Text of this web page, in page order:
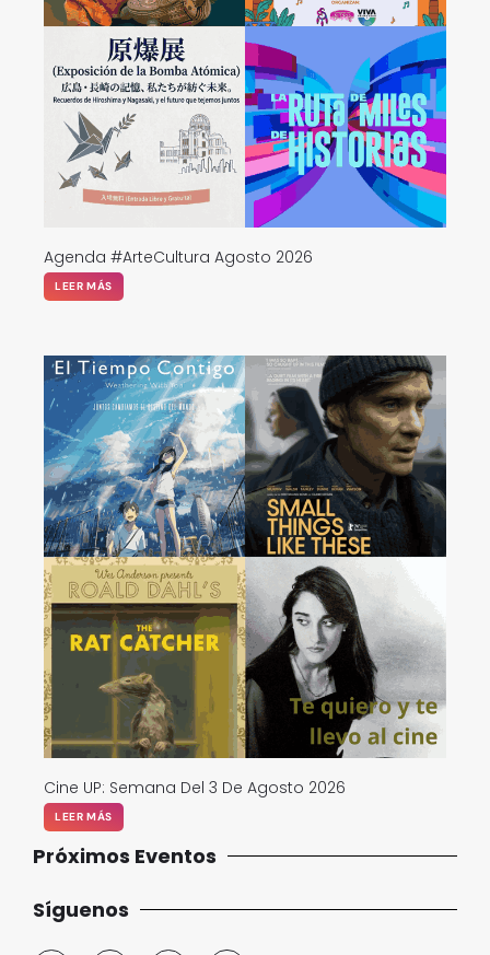
Agenda #ArteCultura Agosto 2026
LEER MÁS
Cine UP: Semana Del 3 De Agosto 2026
LEER MÁS
Próximos Eventos
Síguenos